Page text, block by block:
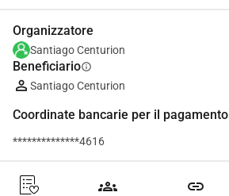
Organizzatore
Santiago Centurion
Beneficiarioinfo
Santiago Centurion
Coordinate bancarie per il pagamento
**************4616
groups link